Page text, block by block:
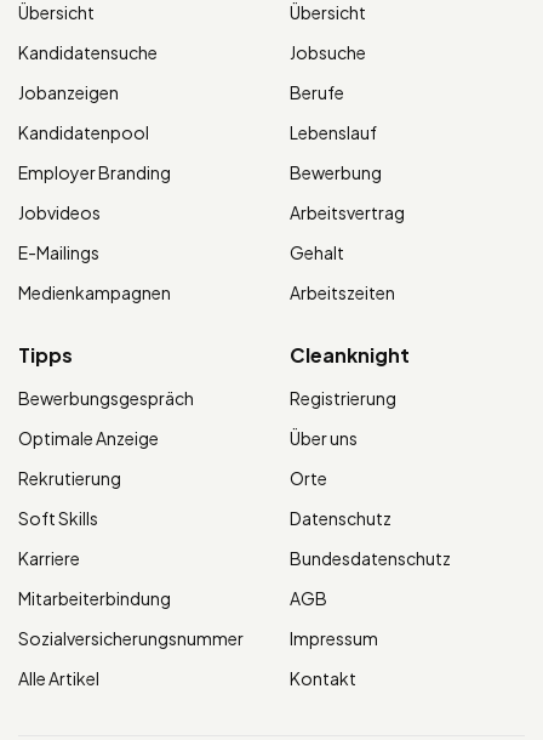
Übersicht
Kandidatensuche
Jobanzeigen
Kandidatenpool
Employer Branding
Jobvideos
E-Mailings
Medienkampagnen
Übersicht
Jobsuche
Berufe
Lebenslauf
Bewerbung
Arbeitsvertrag
Gehalt
Arbeitszeiten
Tipps
Bewerbungsgespräch
Optimale Anzeige
Rekrutierung
Soft Skills
Karriere
Mitarbeiterbindung
Sozialversicherungsnummer
Alle Artikel
Cleanknight
Registrierung
Über uns
Orte
Datenschutz
Bundesdatenschutz
AGB
Impressum
Kontakt